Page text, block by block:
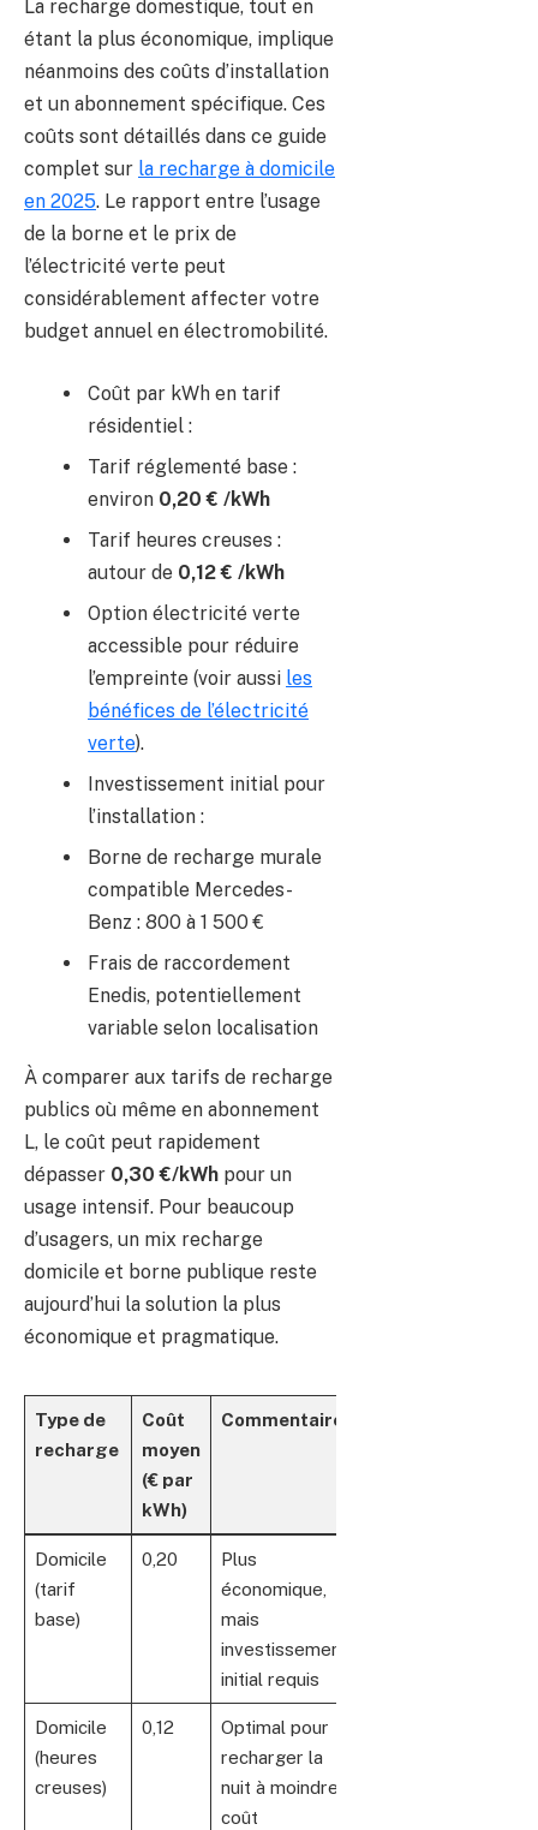
La recharge domestique, tout en
étant la plus économique, implique
néanmoins des coûts d’installation
et un abonnement spécifique. Ces
coûts sont détaillés dans ce guide
complet sur la recharge à domicile
en 2025. Le rapport entre l’usage
de la borne et le prix de
l’électricité verte peut
considérablement affecter votre
budget annuel en électromobilité.
Coût par kWh en tarif
résidentiel :
Tarif réglementé base :
environ 0,20 € /kWh
Tarif heures creuses :
autour de 0,12 € /kWh
Option électricité verte
accessible pour réduire
l’empreinte (voir aussi les
bénéfices de l’électricité
verte).
Investissement initial pour
l’installation :
Borne de recharge murale
compatible Mercedes-
Benz : 800 à 1 500 €
Frais de raccordement
Enedis, potentiellement
variable selon localisation
À comparer aux tarifs de recharge
publics où même en abonnement
L, le coût peut rapidement
dépasser 0,30 €/kWh pour un
usage intensif. Pour beaucoup
d’usagers, un mix recharge
domicile et borne publique reste
aujourd’hui la solution la plus
économique et pragmatique.
Type de
recharge
Coût
moyen
(€ par
kWh)
Commentaire
Domicile
(tarif
base)
0,20
Plus
économique,
mais
investissement
initial requis
Domicile
(heures
creuses)
0,12
Optimal pour
recharger la
nuit à moindre
coût